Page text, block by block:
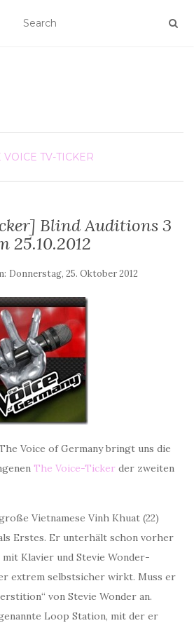
VOICE TV-TICKER
Blind Auditions 3
25.10.2012
Donnerstag, 25. Oktober 2012
Voice of Germany bringt uns die
The Voice-Ticker der zweiten
Vietnamese Vinh Khuat (22)
Erstes. Er unterhält schon vorher
mit Klavier und Stevie Wonder-
extrem selbstsicher wirkt. Muss er
von Stevie Wonder an.
Loop Station, mit der er